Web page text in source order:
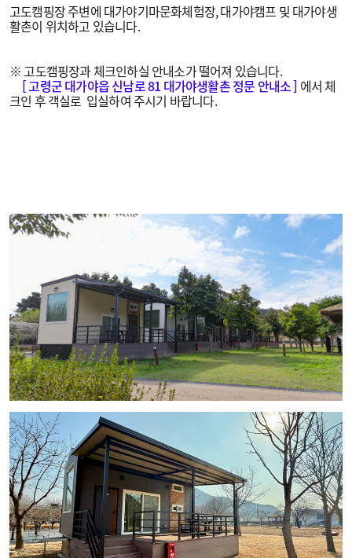
고도캠핑장 주변에 대가야기마문화체험장, 대가야캠프 및 대가야생
활촌이 위치하고 있습니다.
※ 고도캠핑장과 체크인하실 안내소가 떨어져 있습니다.
[ 고령군 대가야읍 신남로 81 대가야생활촌 정문 안내소 ] 에서 체
크인 후 객실로 입실하여 주시기 바랍니다.